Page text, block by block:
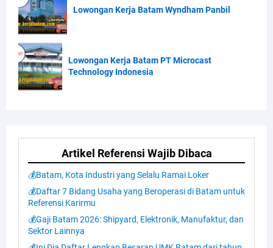
Lowongan Kerja Batam Wyndham Panbil
Lowongan Kerja Batam PT Microcast
Technology Indonesia
Artikel Referensi Wajib Dibaca
💰Batam, Kota Industri yang Selalu Ramai Loker
💰Daftar 7 Bidang Usaha yang Beroperasi di Batam untuk
Referensi Karirmu
💰Gaji Batam 2026: Shipyard, Elektronik, Manufaktur, dan
Sektor Lainnya